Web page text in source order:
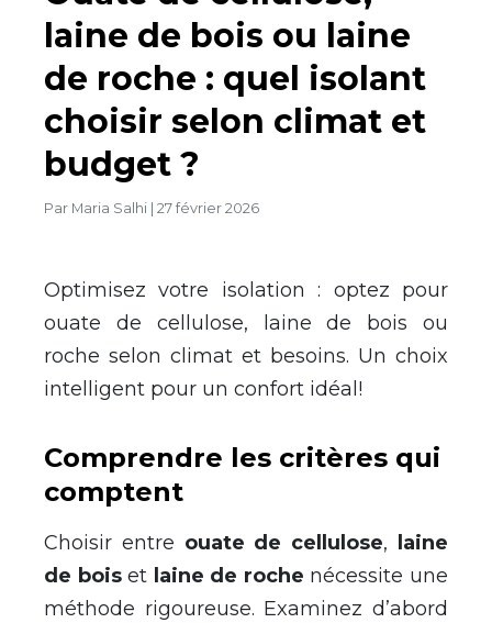
laine de bois ou laine
de roche : quel isolant
choisir selon climat et
budget ?
Par Maria Salhi 27 février 2026
Optimisez votre isolation : optez pour
ouate de cellulose, laine de bois ou
roche selon climat et besoins. Un choix
intelligent pour un confort idéal!
Comprendre les critères qui
comptent
Choisir entre ouate de cellulose, laine
de boiset laine de roche nécessite une
méthode rigoureuse. Examinez d’abord